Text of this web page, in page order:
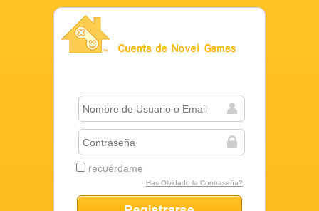
recuérdame
Has Olvidado la Contraseña?